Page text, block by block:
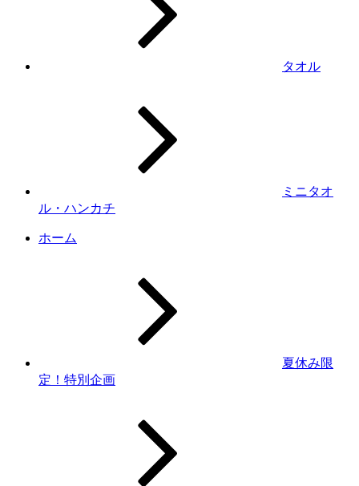
タオル
ミニタオ
ル・ハンカチ
ホーム
夏休み限
定！特別企画